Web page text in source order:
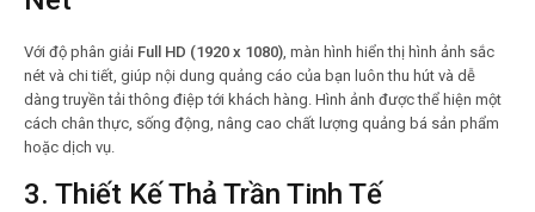
Với độ phân giải Full HD (1920 x 1080) , màn hình hiển thị hình ảnh sắc
nét và chi tiết, giúp nội dung quảng cáo của bạn luôn thu hút và dễ
dàng truyền tải thông điệp tới khách hàng. Hình ảnh được thể hiện một
cách chân thực, sống động, nâng cao chất lượng quảng bá sản phẩm
hoặc dịch vụ.
3. Thiết Kế Thả Trần Tinh Tế